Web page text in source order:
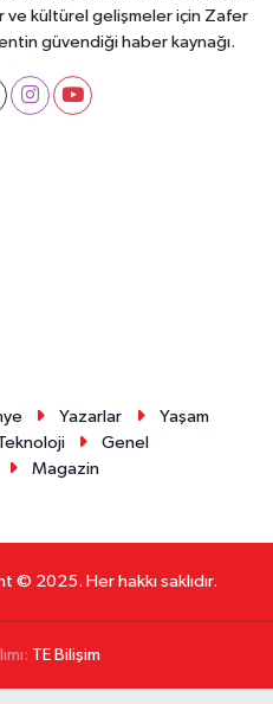
ve kültürel gelişmeler için Zafer
güvendiği haber kaynağı.
Yazarlar
Yaşam
Genel
Magazin
© 2025. Her hakkı saklıdır.
TE Bilişim